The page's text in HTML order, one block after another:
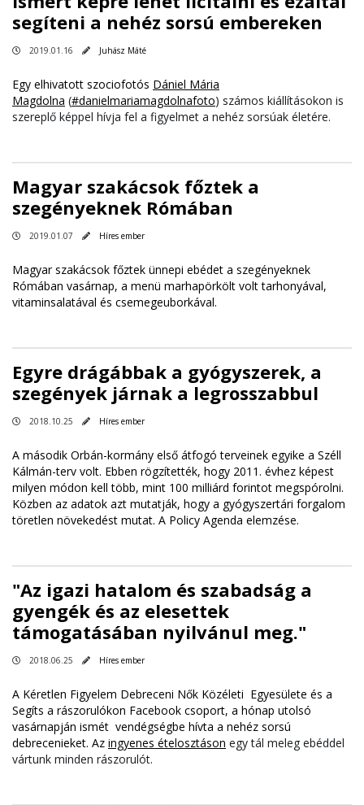
segíteni a nehéz sorsú embereken
2019.01.16 Juhász Máté
Egy elhivatott szociofotós Dániel Mária
Magdolna (#danielmariamagdolnafoto) számos kiállításokon is
szereplő képpel hívja fel a figyelmet a nehéz sorsúak életére.
Magyar szakácsok főztek a
szegényeknek Rómában
2019.01.07 Híres ember
Magyar szakácsok főztek ünnepi ebédet a szegényeknek
Rómában vasárnap, a menü marhapörkölt volt tarhonyával,
vitaminsalatával és csemegeuborkával.
Egyre drágábbak a gyógyszerek, a
szegények járnak a legrosszabbul
2018.10.25 Híres ember
A második Orbán-kormány első átfogó terveinek egyike a Széll
Kálmán-terv volt. Ebben rögzítették, hogy 2011. évhez képest
milyen módon kell több, mint 100 milliárd forintot megspórolni.
Közben az adatok azt mutatják, hogy a gyógyszertári forgalom
töretlen növekedést mutat. A Policy Agenda elemzése.
"Az igazi hatalom és szabadság a
gyengék és az elesettek
támogatásában nyilvánul meg."
2018.06.25 Híres ember
A Kéretlen Figyelem Debreceni Nők Közéleti Egyesülete és a
Segíts a rászorulókon Facebook csoport, a hónap utolsó
vasárnapján ismét vendégségbe hívta a nehéz sorsú
debrecenieket. Az ingyenes ételosztáson egy tál meleg ebéddel
vártunk minden rászorulót.